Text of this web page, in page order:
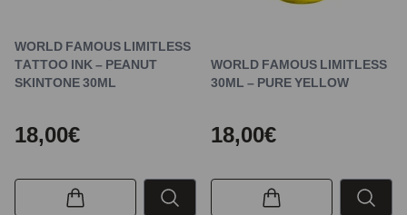
WORLD FAMOUS LIMITLESS
TATTOO INK – PEANUT
SKINTONE 30ML
18,00€
WORLD FAMOUS LIMITLESS
30ML – PURE YELLOW
18,00€